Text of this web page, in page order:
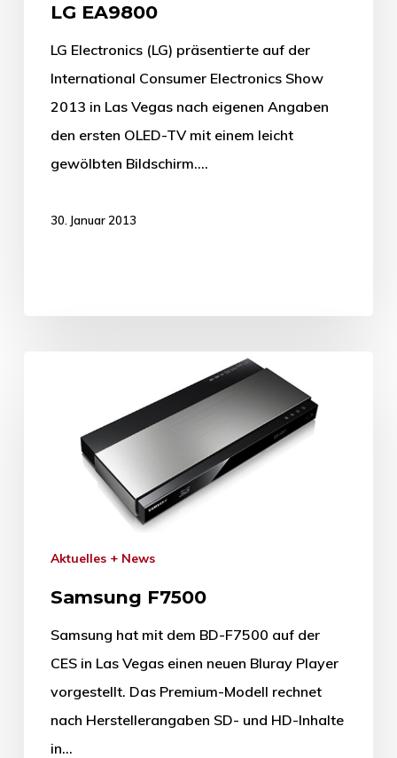
LG EA9800
LG Electronics (LG) präsentierte auf der
International Consumer Electronics Show
2013 in Las Vegas nach eigenen Angaben
den ersten OLED-TV mit einem leicht
gewölbten Bildschirm.…
30. Januar 2013
Aktuelles + News
Samsung F7500
Samsung hat mit dem BD-F7500 auf der
CES in Las Vegas einen neuen Bluray Player
vorgestellt. Das Premium-Modell rechnet
nach Herstellerangaben SD- und HD-Inhalte
in…